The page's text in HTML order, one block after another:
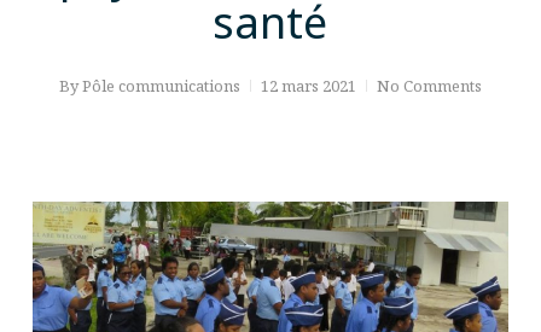
santé
ByPôle communications 12 mars 2021 No Comments